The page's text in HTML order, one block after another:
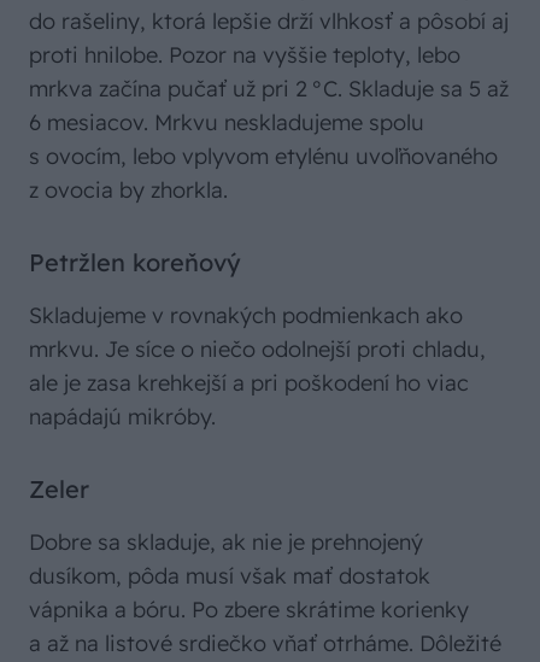
do rašeliny, ktorá lepšie drží vlhkosť a pôsobí aj
proti hnilobe. Pozor na vyššie teploty, lebo
mrkva začína pučať už pri 2 °C. Skladuje sa 5 až
6 mesiacov. Mrkvu neskladujeme spolu
s ovocím, lebo vplyvom etylénu uvoľňovaného
z ovocia by zhorkla.
Petržlen koreňový
Skladujeme v rovnakých podmienkach ako
mrkvu. Je síce o niečo odolnejší proti chladu,
ale je zasa krehkejší a pri poškodení ho viac
napádajú mikróby.
Zeler
Dobre sa skladuje, ak nie je prehnojený
dusíkom, pôda musí však mať dostatok
vápnika a bóru. Po zbere skrátime korienky
a až na listové srdiečko vňať otrháme. Dôležité